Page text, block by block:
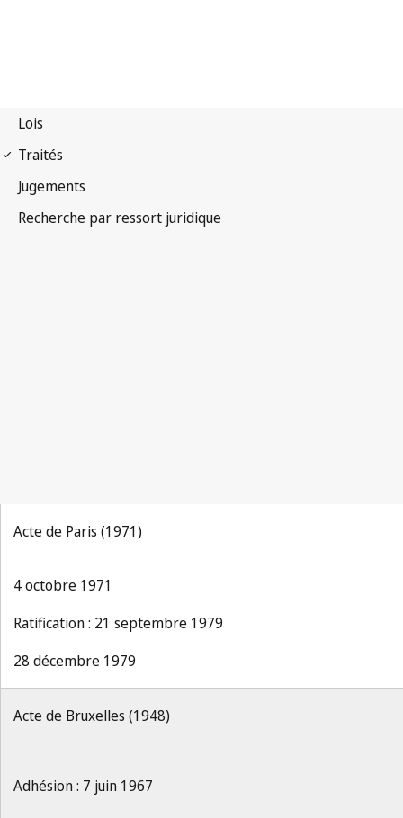
Acte de Paris (1971)
4 octobre 1971
Ratification : 21 septembre 1979
28 décembre 1979
Acte de Bruxelles (1948)
Adhésion : 7 juin 1967